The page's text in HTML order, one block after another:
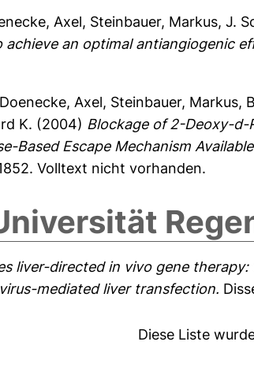
Axel, Steinbauer, Markus,J.
an optimal antiangiogenic
Doenecke, Axel, Steinbauer, Markus,
K. (2004) Blockage of 2-Deoxy-d-
Based Escape Mechanism
Volltext nicht vorhanden.
liver-directed in vivo gene
mediated liver transfection.
Diese Liste